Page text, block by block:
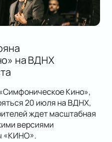
на ВДНХ
Кино»,
20 июля на ВДНХ,
ждет масштабная
версиями
«КИНО».